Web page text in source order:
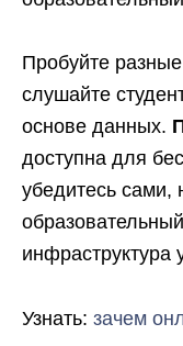
Пробуйте
слушайте
основе данных.
доступна для
убедитесь сами,
инфраструктура
Узнать: зачем